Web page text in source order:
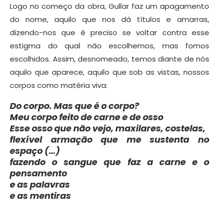
Logo no começo da obra, Gullar faz um apagamento
do nome, aquilo que nos dá títulos e amarras,
dizendo-nos que é preciso se voltar contra esse
estigma do qual não escolhemos, mas fomos
escolhidos. Assim, desnomeado, temos diante de nós
aquilo que aparece, aquilo que sob as vistas, nossos
corpos como matéria viva:
Do corpo. Mas que é o corpo?
Meu corpo feito de carne e de osso
Esse osso que não vejo, maxilares, costelas,
flexível armação que me sustenta no
espaço (…)
fazendo o sangue que faz a carne e o
pensamento
e as palavras
e as mentiras